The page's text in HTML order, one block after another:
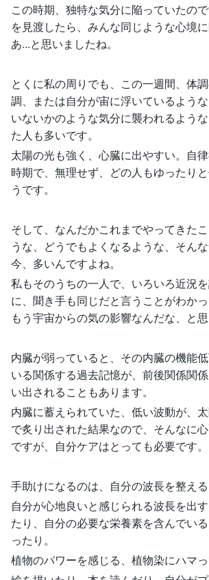
この時期、独特な気分に陥っていたの
を見渡したら、みんな同じような心境
あ...と思いましたね。
とくに私の周りでも、この一週間、体
調、または自分が宙に浮いているよう
いないかのような気分に襲われるよう
た人も多いです。
太陽の光も強く、心臓に出やすい。自
時期で、無理せず、どの人もゆったり
うです。
そして、なんだかこれまでやってきた
うな、どうでもよくなるような、そん
今、多いんですよね。
私もそのうちの一人で、いろいろ近況
に、聞き手も同じだと言うことがわか
もう宇宙からの気の影響なんだな、と思
内臓が弱っていると、その内臓の機能
いる関係する過去記憶が、前後関係関
い出されることもあります。
内臓に蓄えられていた、低い波動が、
で炙り出された結果なので、そんなに
ですが、自分ケアはとっても必要です。
手助けになるのは、自分の波長を整える
自分が心地良いと感じられる波長を出
たり、自分の必要な栄養素を含んでい
ったり。
植物のパワーを感じる、植物染にハマっ